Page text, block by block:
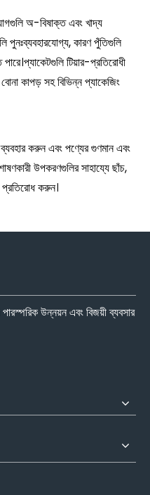
অ-বিষাক্ত এবং খাদ্য
পুনঃব্যবহারযোগ্য, কারণ পুঁতিগুলি
টিয়ার-প্রতিরোধী
কাপড় সহ বিভিন্ন প্যাকেজিং
করুন এবং পণ্যের গুণমান এবং
উপকরণগুলির সাহায্যে ছাঁচ,
প্রতিরোধ করুন।
পারস্পরিক উন্নয়ন এবং বিজয়ী ব্যবসার